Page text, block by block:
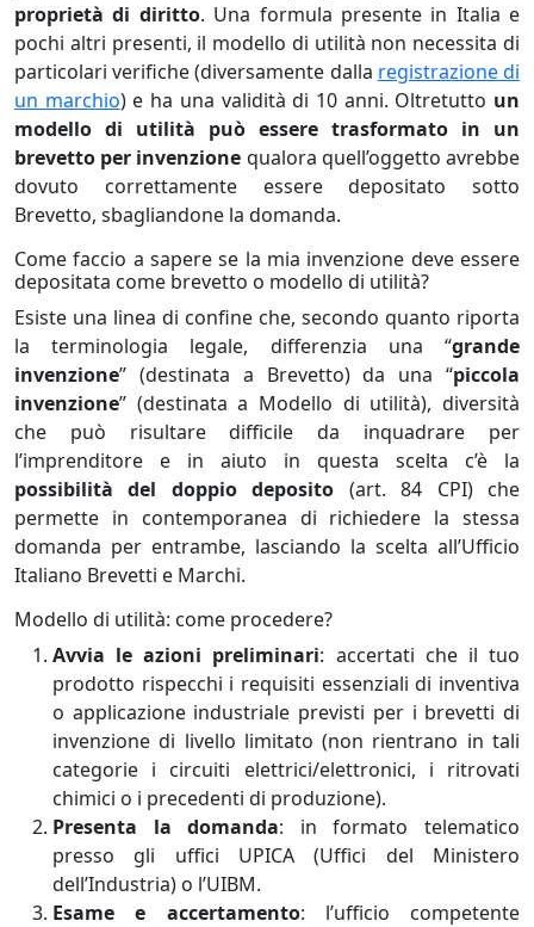
proprietà di diritto. Una formula presente in Italia e
pochi altri presenti, il modello di utilità non necessita di
particolari verifiche (diversamente dalla registrazione di
un marchio) e ha una validità di 10 anni. Oltretutto un
modello di utilità può essere trasformato in un
brevetto per invenzione qualora quell’oggetto avrebbe
dovuto correttamente essere depositato sotto
Brevetto, sbagliandone la domanda.
Come faccio a sapere se la mia invenzione deve essere
depositata come brevetto o modello di utilità?
Esiste una linea di confine che, secondo quanto riporta
la terminologia legale, differenzia una “grande
invenzione” (destinata a Brevetto) da una “piccola
invenzione” (destinata a Modello di utilità), diversità
che può risultare difficile da inquadrare per
l’imprenditore e in aiuto in questa scelta c’è la
possibilità del doppio deposito (art. 84 CPI) che
permette in contemporanea di richiedere la stessa
domanda per entrambe, lasciando la scelta all’Ufficio
Italiano Brevetti e Marchi.
Modello di utilità: come procedere?
Avvia le azioni preliminari: accertati che il tuo
prodotto rispecchi i requisiti essenziali di inventiva
o applicazione industriale previsti per i brevetti di
invenzione di livello limitato (non rientrano in tali
categorie i circuiti elettrici/elettronici, i ritrovati
chimici o i precedenti di produzione).
Presenta la domanda: in formato telematico
presso gli uffici UPICA (Uffici del Ministero
dell’Industria) o l’UIBM.
Esame e accertamento: l’ufficio competente